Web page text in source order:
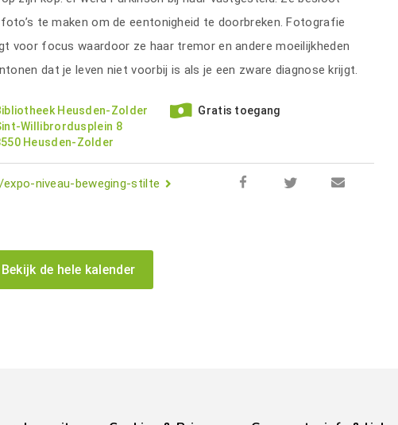
te maken om de eentonigheid te doorbreken. Fotografie
voor focus waardoor ze haar tremor en andere moeilijkheden
dat je leven niet voorbij is als je een zware diagnose krijgt.
Heusden-Zolder
Willibrordusplein 8
Heusden-Zolder
Gratis toegang
niveau-beweging-stilte
Bekijk de hele kalender